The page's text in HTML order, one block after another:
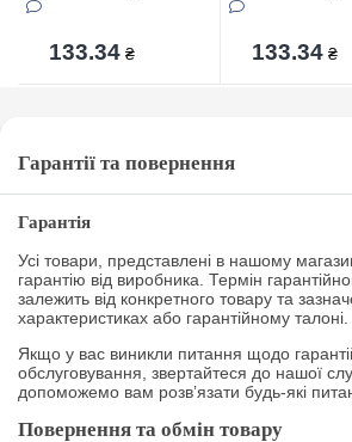
133.34 ₴ 133.34 ₴
Гарантії та повернення
Гарантія
Усі товари, представлені в нашому
гарантію від виробника. Термін
залежить від конкретного товару та
характеристиках або гарантійному талоні.
Якщо у вас виникли питання щодо
обслуговування, звертайтеся до нашої
допоможемо вам розв’язати будь-які
Повернення та обмін товару